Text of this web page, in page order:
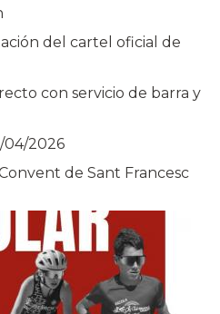
del cartel oficial de
con servicio de barra y
04/2026
de Sant Francesc